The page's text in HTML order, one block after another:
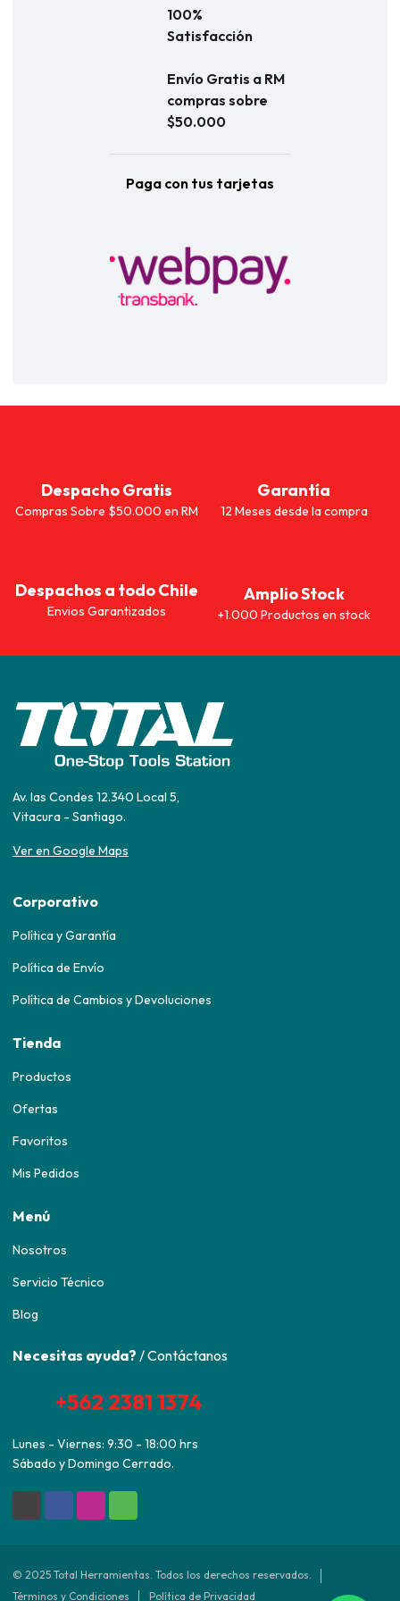
100%
Satisfacción
Envío Gratis a RM
compras sobre
$50.000
Paga con tus tarjetas
Despacho Gratis
Compras Sobre $50.000 en RM
Garantía
12 Meses desde la compra
Despachos a todo Chile
Envios Garantizados
Amplio Stock
+1.000 Productos en stock
Av. las Condes 12.340 Local 5,
Vitacura - Santiago.
Ver en Google Maps
Corporativo
Política y Garantía
Política de Envío
Política de Cambios y Devoluciones
Tienda
Productos
Ofertas
Favoritos
Mis Pedidos
Menú
Nosotros
Servicio Técnico
Blog
Necesitas ayuda? / Contáctanos
+562 2381 1374
Lunes - Viernes: 9:30 - 18:00 hrs
Sábado y Domingo Cerrado.
© 2025 Total Herramientas. Todos los derechos reservados.
Términos y Condiciones
Política de Privacidad